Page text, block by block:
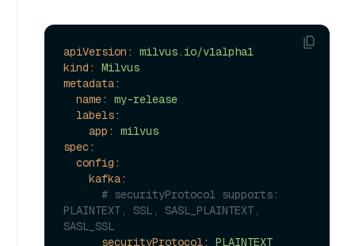
apiVersion:
milvus.io/v1alpha1
kind:
Milvus
metadata:
name:
my-release
labels:
app:
milvus
spec:
config:
kafka:
# securityProtocol supports:
PLAINTEXT, SSL, SASL_PLAINTEXT,
SASL_SSL
securityProtocol:
PLAINTEXT